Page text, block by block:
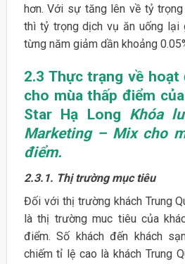
hơn. Với sự tăng lên về tỷ
thì tỷ trọng dịch vụ ăn uống lại
từng năm giảm dần khoảng
2.3 Thực trạng về hoạt
cho mùa thấp điểm
Star Hạ Long Khóa
Marketing – Mix cho
điểm.
2.3.1. Thị trường mục tiêu
Đối với thị trường khách Trung
là thị trường muc tiêu của
điểm. Số khách đến khách
chiếm tỉ lệ cao là khách Trung